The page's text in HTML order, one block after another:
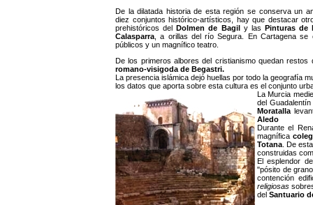
De la dilatada historia de esta región se conserva un
diez conjuntos histórico-artísticos, hay que destacar
prehistóricos del
Dolmen de Bagil y las
Pinturas de
Calasparra , a orillas del río Segura. En Cartagena
públicos y un magnífico teatro.
De los primeros albores del cristianismo quedan
romano-visigoda de Begastri.
La presencia islámica dejó huellas por todo la geografía
los datos que aporta sobre esta cultura es el conjunto
La Murcia
del
Moratalla
Aledo
Durante el
magnífica
Totana . De
construidas
El esplendor
"pósito de
contención
religiosas
del Santuario